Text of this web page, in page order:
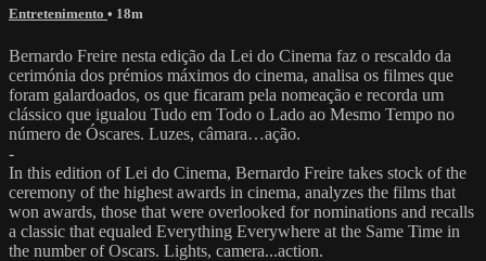
Entretenimento • 18m
Bernardo Freire nesta edição da Lei do Cinema faz o rescaldo da
cerimónia dos prémios máximos do cinema, analisa os filmes que
foram galardoados, os que ficaram pela nomeação e recorda um
clássico que igualou Tudo em Todo o Lado ao Mesmo Tempo no
número de Óscares. Luzes, câmara…ação.
-
In this edition of Lei do Cinema, Bernardo Freire takes stock of the
ceremony of the highest awards in cinema, analyzes the films that
won awards, those that were overlooked for nominations and recalls
a classic that equaled Everything Everywhere at the Same Time in
the number of Oscars. Lights, camera...action.